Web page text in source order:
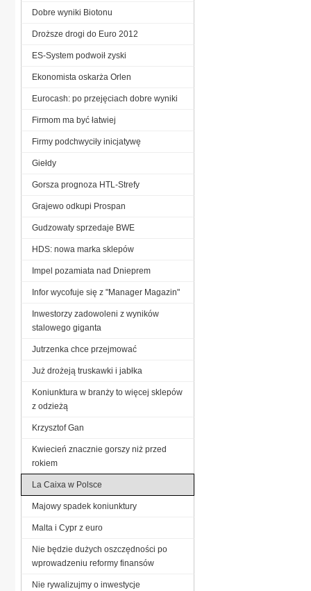
Dobre wyniki Biotonu
Droższe drogi do Euro 2012
ES-System podwoił zyski
Ekonomista oskarża Orlen
Eurocash: po przejęciach dobre wyniki
Firmom ma być łatwiej
Firmy podchwyciły inicjatywę
Giełdy
Gorsza prognoza HTL-Strefy
Grajewo odkupi Prospan
Gudzowaty sprzedaje BWE
HDS: nowa marka sklepów
Impel pozamiata nad Dnieprem
Infor wycofuje się z "Manager Magazin"
Inwestorzy zadowoleni z wyników
stalowego giganta
Jutrzenka chce przejmować
Już drożeją truskawki i jabłka
Koniunktura w branży to więcej sklepów
z odzieżą
Krzysztof Gan
Kwiecień znacznie gorszy niż przed
rokiem
La Caixa w Polsce
Majowy spadek koniunktury
Malta i Cypr z euro
Nie będzie dużych oszczędności po
wprowadzeniu reformy finansów
Nie rywalizujmy o inwestycje